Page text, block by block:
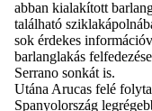
abban kialakított
található
sok érdekes
barlanglakás
Serrano sonkát is.
Utána Arucas felé
Spanyolország